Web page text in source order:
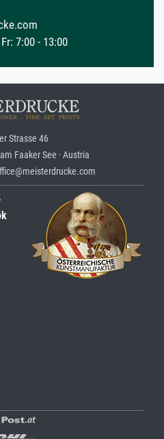
7:00 - 13:00
Strasse 46
Faaker See · Austria